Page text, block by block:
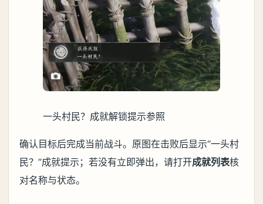
一头村民？成就解锁提示参照
确认目标后完成当前战斗。原图在击败后显示“一头村
民？”成就提示；若没有立即弹出，请打开成就列表核
对名称与状态。